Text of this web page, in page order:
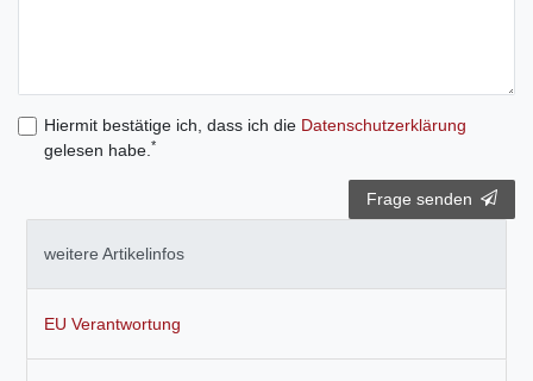
Hiermit bestätige ich, dass ich die Daten­schutz­erklärung
gelesen habe. *
Frage senden
weitere Artikelinfos
EU Verantwortung